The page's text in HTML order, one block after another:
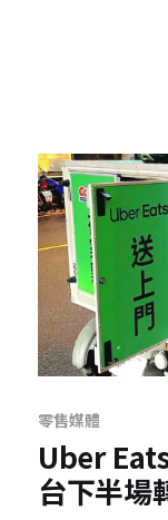
零售媒體
Uber
台下半場